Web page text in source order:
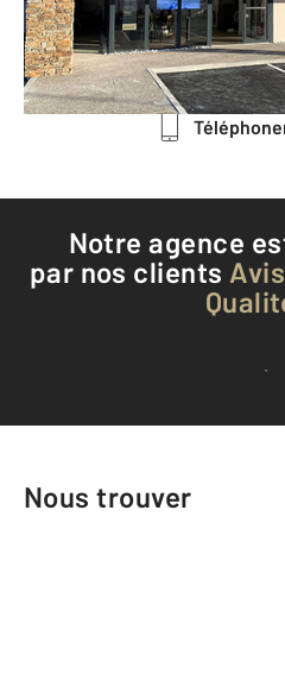
Envoyer
Notre agence
par nos clients
Voir tous les
Nous trouver